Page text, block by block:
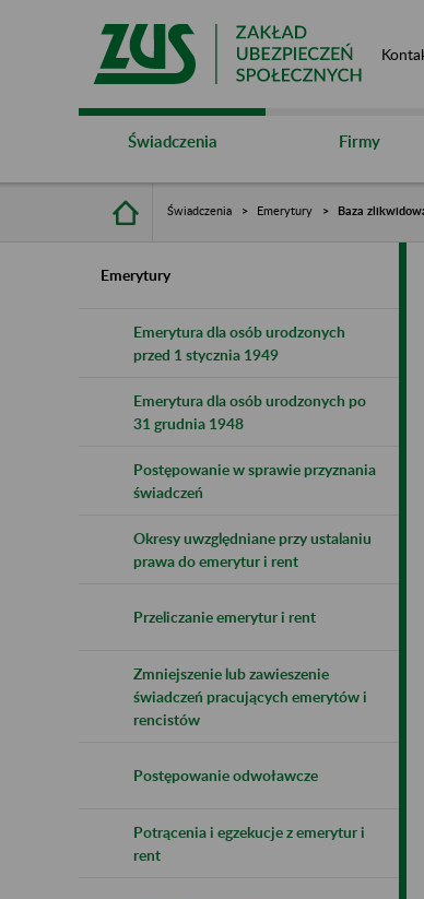
Świadczenia Firmy
Świadczenia Emerytury Baza
Emerytury
Emerytura dla osób urodzonych
przed 1 stycznia 1949
Emerytura dla osób urodzonych po
31 grudnia 1948
Postępowanie w sprawie przyznania
świadczeń
Okresy uwzględniane przy ustalaniu
prawa do emerytur i rent
Przeliczanie emerytur i rent
Zmniejszenie lub zawieszenie
świadczeń pracujących emerytów i
rencistów
Postępowanie odwoławcze
Potrącenia i egzekucje z emerytur i
rent